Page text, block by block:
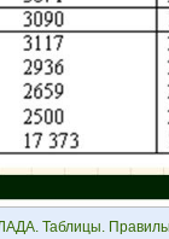
Таблицы.